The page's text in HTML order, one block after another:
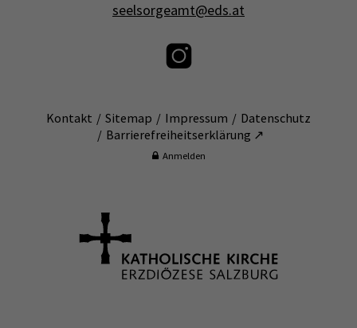
seelsorgeamt@eds.at
Kontakt Sitemap Impressum
Datenschutz
Barrierefreiheitserklärung ↗
Anmelden